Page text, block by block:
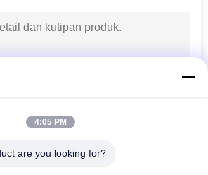
4:05 PM
are you looking for?